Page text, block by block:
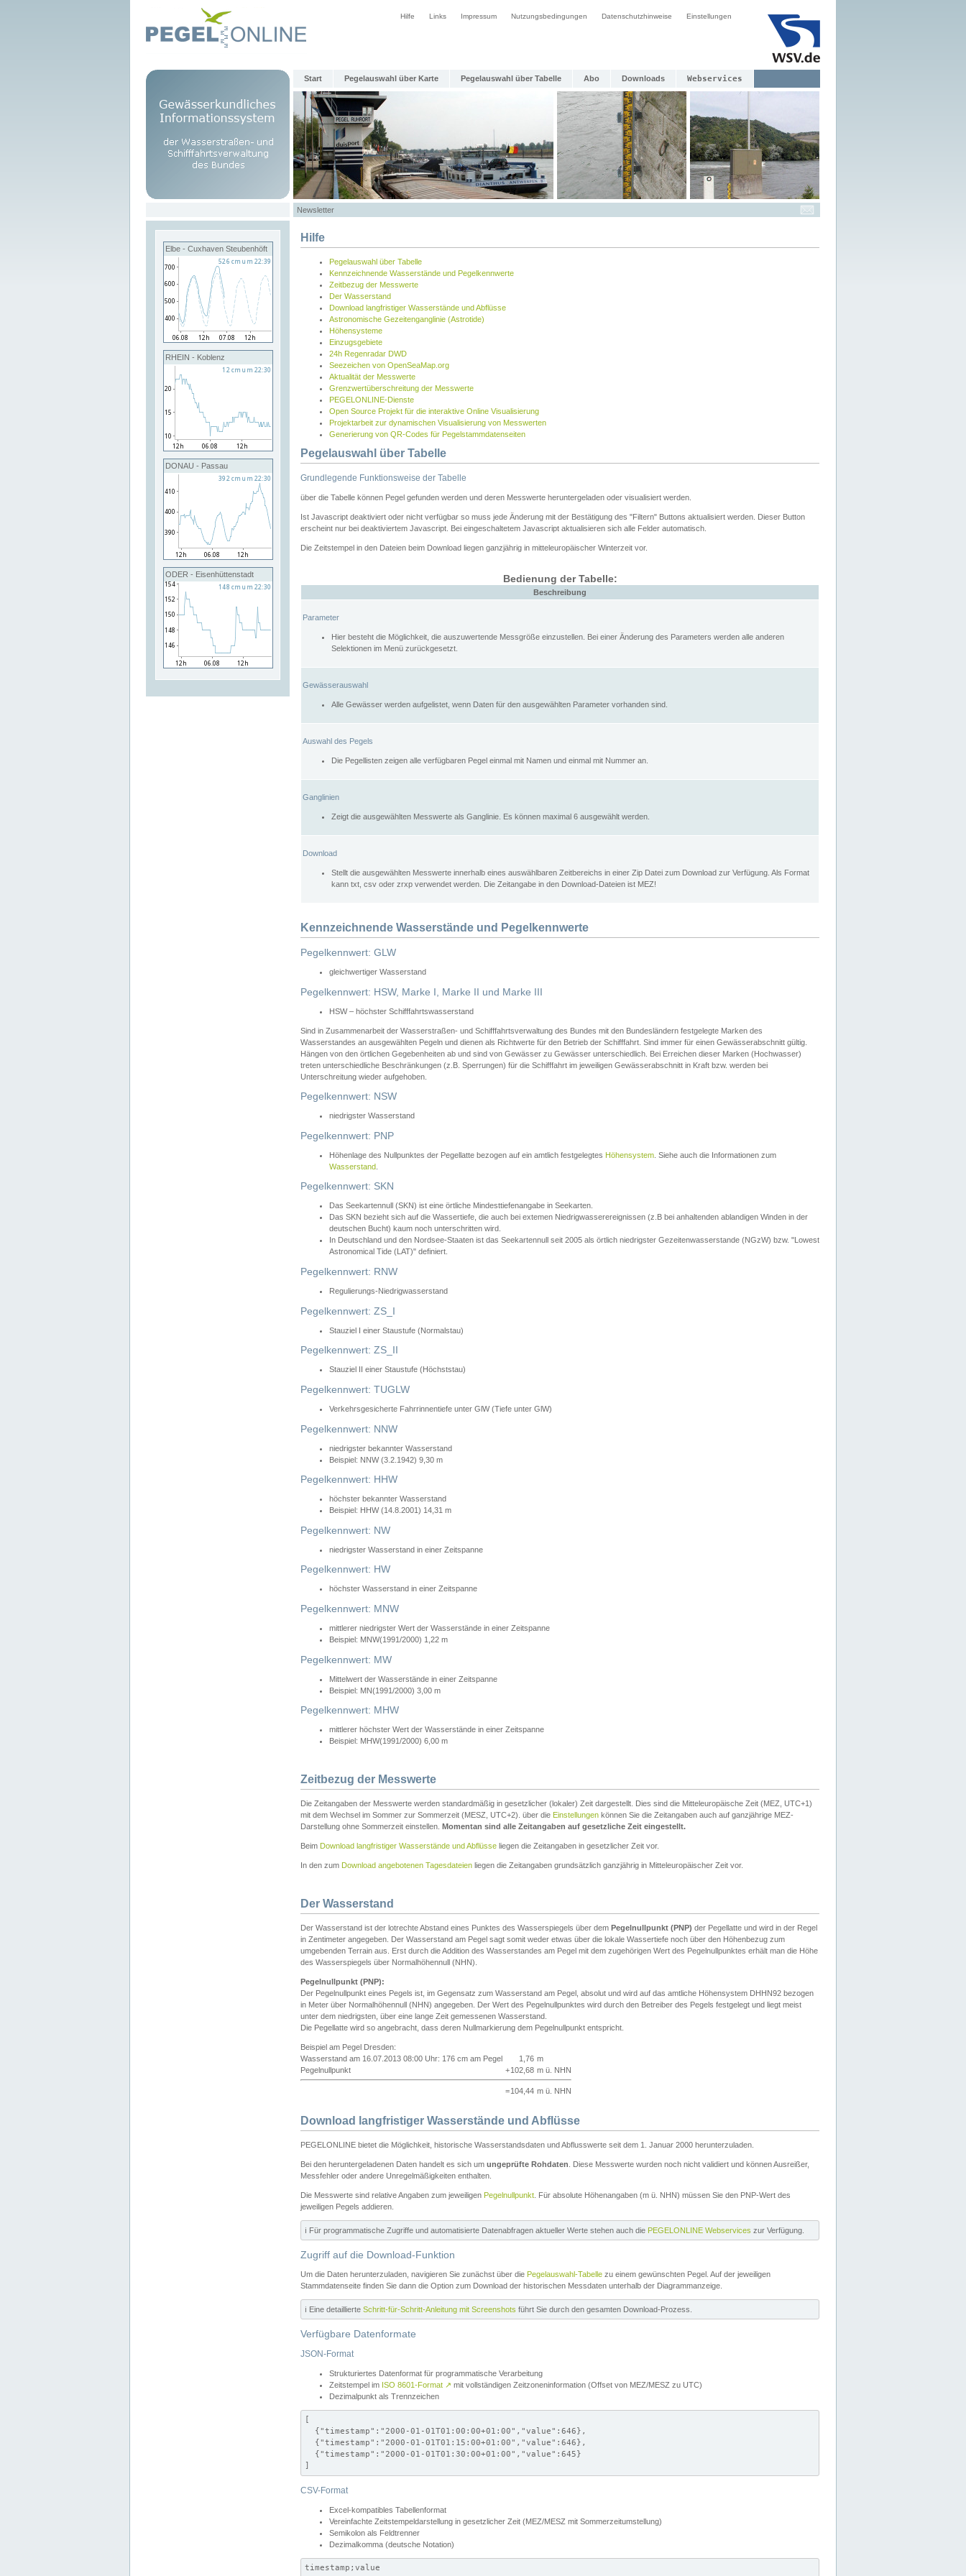
Hilfe Links Impressum Nutzungsbedingungen Datenschutzhinweise Einstellungen
Start Pegelauswahl über Karte Pegelauswahl über Tabelle Abo Downloads Webservices
Newsletter
Elbe - Cuxhaven Steubenhöft
RHEIN - Koblenz
DONAU - Passau
ODER - Eisenhüttenstadt
Hilfe
Pegelauswahl über Tabelle
Kennzeichnende Wasserstände und Pegelkennwerte
Zeitbezug der Messwerte
Der Wasserstand
Download langfristiger Wasserstände und Abflüsse
Astronomische Gezeitenganglinie (Astrotide)
Höhensysteme
Einzugsgebiete
24h Regenradar DWD
Seezeichen von OpenSeaMap.org
Aktualität der Messwerte
Grenzwertüberschreitung der Messwerte
PEGELONLINE-Dienste
Open Source Projekt für die interaktive Online Visualisierung
Projektarbeit zur dynamischen Visualisierung von Messwerten
Generierung von QR-Codes für Pegelstammdatenseiten
Pegelauswahl über Tabelle
Grundlegende Funktionsweise der Tabelle
über die Tabelle können Pegel gefunden werden und deren Messwerte heruntergeladen oder visualisiert werden.
Ist Javascript deaktiviert oder nicht verfügbar so muss jede Änderung mit der Bestätigung des "Filtern" Buttons aktualisiert werden. Dieser Button
erscheint nur bei deaktiviertem Javascript. Bei eingeschaltetem Javascript aktualisieren sich alle Felder automatisch.
Die Zeitstempel in den Dateien beim Download liegen ganzjährig in mitteleuropäischer Winterzeit vor.
Bedienung der Tabelle:
Beschreibung
Parameter
Hier besteht die Möglichkeit, die auszuwertende Messgröße einzustellen. Bei einer Änderung des Parameters werden alle anderen
Selektionen im Menü zurückgesetzt.
Gewässerauswahl
Alle Gewässer werden aufgelistet, wenn Daten für den ausgewählten Parameter vorhanden sind.
Auswahl des Pegels
Die Pegellisten zeigen alle verfügbaren Pegel einmal mit Namen und einmal mit Nummer an.
Ganglinien
Zeigt die ausgewählten Messwerte als Ganglinie. Es können maximal 6 ausgewählt werden.
Download
Stellt die ausgewählten Messwerte innerhalb eines auswählbaren Zeitbereichs in einer Zip Datei zum Download zur Verfügung. Als Format
kann txt, csv oder zrxp verwendet werden. Die Zeitangabe in den Download-Dateien ist MEZ!
Kennzeichnende Wasserstände und Pegelkennwerte
Pegelkennwert: GLW
gleichwertiger Wasserstand
Pegelkennwert: HSW, Marke I, Marke II und Marke III
HSW – höchster Schifffahrtswasserstand
Sind in Zusammenarbeit der Wasserstraßen- und Schifffahrtsverwaltung des Bundes mit den Bundesländern festgelegte Marken des
Wasserstandes an ausgewählten Pegeln und dienen als Richtwerte für den Betrieb der Schifffahrt. Sind immer für einen Gewässerabschnitt gültig.
Hängen von den örtlichen Gegebenheiten ab und sind von Gewässer zu Gewässer unterschiedlich. Bei Erreichen dieser Marken (Hochwasser)
treten unterschiedliche Beschränkungen (z.B. Sperrungen) für die Schifffahrt im jeweiligen Gewässerabschnitt in Kraft bzw. werden bei
Unterschreitung wieder aufgehoben.
Pegelkennwert: NSW
niedrigster Wasserstand
Pegelkennwert: PNP
Höhenlage des Nullpunktes der Pegellatte bezogen auf ein amtlich festgelegtes Höhensystem . Siehe auch die Informationen zum
Wasserstand
Pegelkennwert: SKN
Das Seekartennull (SKN) ist eine örtliche Mindesttiefenangabe in Seekarten.
Das SKN bezieht sich auf die Wassertiefe, die auch bei extemen Niedrigwasserereignissen (z.B bei anhaltenden ablandigen Winden in der
deutschen Bucht) kaum noch unterschritten wird.
In Deutschland und den Nordsee-Staaten ist das Seekartennull seit 2005 als örtlich niedrigster Gezeitenwasserstande (NGzW) bzw. "Lowest
Astronomical Tide (LAT)" definiert.
Pegelkennwert: RNW
Regulierungs-Niedrigwasserstand
Pegelkennwert: ZS_I
Stauziel I einer Staustufe (Normalstau)
Pegelkennwert: ZS_II
Stauziel II einer Staustufe (Höchststau)
Pegelkennwert: TUGLW
Verkehrsgesicherte Fahrrinnentiefe unter GlW (Tiefe unter GlW)
Pegelkennwert: NNW
niedrigster bekannter Wasserstand
Beispiel: NNW (3.2.1942) 9,30 m
Pegelkennwert: HHW
höchster bekannter Wasserstand
Beispiel: HHW (14.8.2001) 14,31 m
Pegelkennwert: NW
niedrigster Wasserstand in einer Zeitspanne
Pegelkennwert: HW
höchster Wasserstand in einer Zeitspanne
Pegelkennwert: MNW
mittlerer niedrigster Wert der Wasserstände in einer Zeitspanne
Beispiel: MNW(1991/2000) 1,22 m
Pegelkennwert: MW
Mittelwert der Wasserstände in einer Zeitspanne
Beispiel: MN(1991/2000) 3,00 m
Pegelkennwert: MHW
mittlerer höchster Wert der Wasserstände in einer Zeitspanne
Beispiel: MHW(1991/2000) 6,00 m
Zeitbezug der Messwerte
Die Zeitangaben der Messwerte werden standardmäßig in gesetzlicher (lokaler) Zeit dargestellt. Dies sind die Mitteleuropäische Zeit (MEZ, UTC+1)
mit dem Wechsel im Sommer zur Sommerzeit (MESZ, UTC+2). über die Einstellungen können Sie die Zeitangaben auch auf ganzjährige MEZ-
Darstellung ohne Sommerzeit einstellen. Momentan sind alle Zeitangaben auf gesetzliche Zeit eingestellt.
Beim Download langfristiger Wasserstände und Abflüsse liegen die Zeitangaben in gesetzlicher Zeit vor.
In den zum Download angebotenen Tagesdateien liegen die Zeitangaben grundsätzlich ganzjährig in Mitteleuropäischer Zeit vor.
Der Wasserstand
Der Wasserstand ist der lotrechte Abstand eines Punktes des Wasserspiegels über dem Pegelnullpunkt (PNP) der Pegellatte und wird in der Regel
in Zentimeter angegeben. Der Wasserstand am Pegel sagt somit weder etwas über die lokale Wassertiefe noch über den Höhenbezug zum
umgebenden Terrain aus. Erst durch die Addition des Wasserstandes am Pegel mit dem zugehörigen Wert des Pegelnullpunktes erhält man die Höhe
des Wasserspiegels über Normalhöhennull (NHN).
Pegelnullpunkt (PNP):
Der Pegelnullpunkt eines Pegels ist, im Gegensatz zum Wasserstand am Pegel, absolut und wird auf das amtliche Höhensystem DHHN92 bezogen
in Meter über Normalhöhennull (NHN) angegeben. Der Wert des Pegelnullpunktes wird durch den Betreiber des Pegels festgelegt und liegt meist
unter dem niedrigsten, über eine lange Zeit gemessenen Wasserstand.
Die Pegellatte wird so angebracht, dass deren Nullmarkierung dem Pegelnullpunkt entspricht.
Beispiel am Pegel Dresden:
Wasserstand am 16.07.2013 08:00 Uhr: 176 cm am Pegel
1,76 m
Pegelnullpunkt
+102,68 m ü. NHN
=104,44 m ü. NHN
Download langfristiger Wasserstände und Abflüsse
PEGELONLINE bietet die Möglichkeit, historische Wasserstandsdaten und Abflusswerte seit dem 1. Januar 2000 herunterzuladen.
Bei den heruntergeladenen Daten handelt es sich um ungeprüfte Rohdaten . Diese Messwerte wurden noch nicht validiert und können Ausreißer,
Messfehler oder andere Unregelmäßigkeiten enthalten.
Die Messwerte sind relative Angaben zum jeweiligen Pegelnullpunkt . Für absolute Höhenangaben (m ü. NHN) müssen Sie den PNP-Wert des
jeweiligen Pegels addieren.
ℹ️ Für programmatische Zugriffe und automatisierte Datenabfragen aktueller Werte stehen auch die PEGELONLINE Webservices zur Verfügung.
Zugriff auf die Download-Funktion
Um die Daten herunterzuladen, navigieren Sie zunächst über die Pegelauswahl-Tabelle zu einem gewünschten Pegel. Auf der jeweiligen
Stammdatenseite finden Sie dann die Option zum Download der historischen Messdaten unterhalb der Diagrammanzeige.
ℹ️ Eine detaillierte Schritt-für-Schritt-Anleitung mit Screenshots führt Sie durch den gesamten Download-Prozess.
Verfügbare Datenformate
JSON-Format
Strukturiertes Datenformat für programmatische Verarbeitung
Zeitstempel im ISO 8601-Format ↗ mit vollständigen Zeitzoneninformation (Offset von MEZ/MESZ zu UTC)
Dezimalpunkt als Trennzeichen
[
  {"timestamp":"2000-01-01T01:00:00+01:00","value":646},
  {"timestamp":"2000-01-01T01:15:00+01:00","value":646},
  {"timestamp":"2000-01-01T01:30:00+01:00","value":645}
]
CSV-Format
Excel-kompatibles Tabellenformat
Vereinfachte Zeitstempeldarstellung in gesetzlicher Zeit (MEZ/MESZ mit Sommerzeitumstellung)
Semikolon als Feldtrenner
Dezimalkomma (deutsche Notation)
timestamp;value